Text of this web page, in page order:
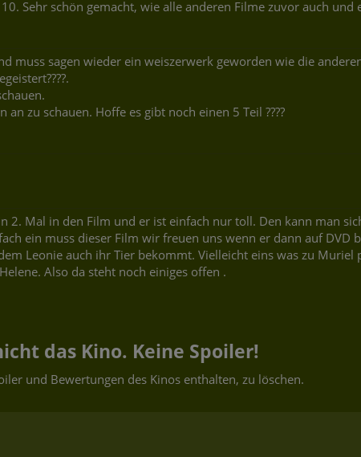
Sehr schön gemacht, wie alle anderen Filme zuvor auch und
muss sagen wieder ein weiszerwerk geworden wie die
zu schauen. Hoffe es gibt noch einen 5 Teil ????
2. Mal in den Film und er ist einfach nur toll. Den kann man
ein muss dieser Film wir freuen uns wenn er dann auf
Leonie auch ihr Tier bekommt. Vielleicht eins was zu
Also da steht noch einiges offen .
das Kino. Keine Spoiler!
und Bewertungen des Kinos enthalten, zu löschen.